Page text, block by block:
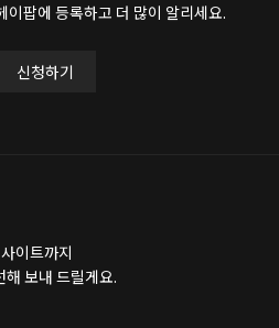
이팝에 등록하고 더 많이 알리세요.
신청하기
이트까지
보내 드릴게요.